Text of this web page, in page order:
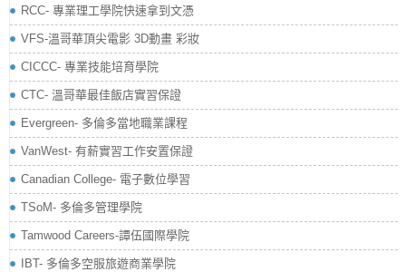
RCC- 專業理工學院快速拿到文憑
VFS-溫哥華頂尖電影 3D動畫 彩妝
CICCC- 專業技能培育學院
CTC- 溫哥華最佳飯店實習保證
Evergreen- 多倫多當地職業課程
VanWest- 有薪實習工作安置保證
Canadian College- 電子數位學習
TSoM- 多倫多管理學院
Tamwood Careers-譚伍國際學院
IBT- 多倫多空服旅遊商業學院